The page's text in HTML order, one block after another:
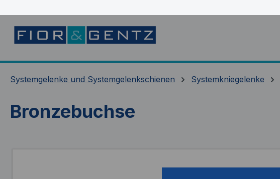
Systemgelenke und Systemgelenkschienen Systemkniegelenke
Bronzebuchse